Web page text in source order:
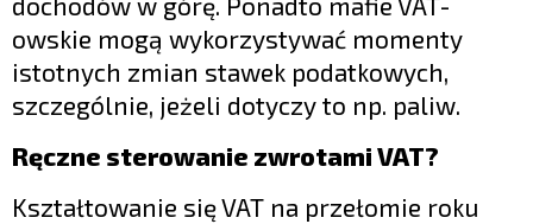
owskie mogą wykorzystywać momenty
istotnych zmian stawek podatkowych,
szczególnie, jeżeli dotyczy to np. paliw.
Ręczne sterowanie zwrotami VAT?
Kształtowanie się VAT na przełomie roku